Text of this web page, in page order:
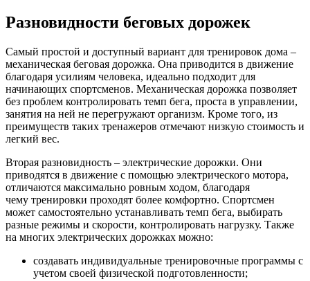
Разновидности беговых дорожек
Самый простой и доступный вариант для тренировок дома –
механическая беговая дорожка. Она приводится в движение
благодаря усилиям человека, идеально подходит для
начинающих спортсменов. Механическая дорожка позволяет
без проблем контролировать темп бега, проста в управлении,
занятия на ней не перегружают организм. Кроме того, из
преимуществ таких тренажеров отмечают низкую стоимость и
легкий вес.
Вторая разновидность – электрические дорожки. Они
приводятся в движение с помощью электрического мотора,
отличаются максимально ровным ходом, благодаря
чему тренировки проходят более комфортно. Спортсмен
может самостоятельно устанавливать темп бега, выбирать
разные режимы и скорости, контролировать нагрузку. Также
на многих электрических дорожках можно:
создавать индивидуальные тренировочные программы с
учетом своей физической подготовленности;